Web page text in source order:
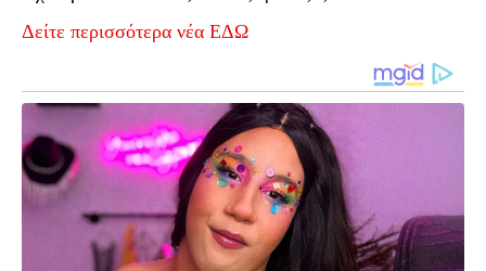
Δείτε περισσότερα νέα ΕΔΩ